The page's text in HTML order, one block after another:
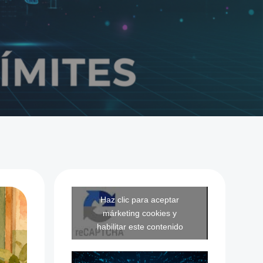
Haz clic para aceptar
márketing cookies y
habilitar este contenido